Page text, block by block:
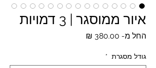
איור ממוסגר | 3 דמויות
החל מ- 380.00 ₪
גודל מסגרת *